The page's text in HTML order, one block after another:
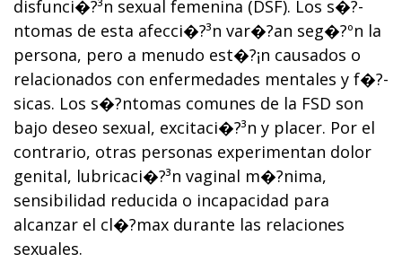
disfunci�?³n sexual femenina (DSF). Los s�?­
ntomas de esta afecci�?³n var�?­an seg�?ºn la
persona, pero a menudo est�?¡n causados o
relacionados con enfermedades mentales y f�?­
sicas. Los s�?­ntomas comunes de la FSD son
bajo deseo sexual, excitaci�?³n y placer. Por el
contrario, otras personas experimentan dolor
genital, lubricaci�?³n vaginal m�?­nima,
sensibilidad reducida o incapacidad para
alcanzar el cl�?­max durante las relaciones
sexuales.